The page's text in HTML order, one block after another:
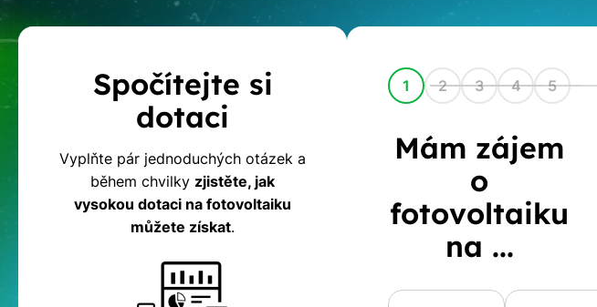
Kalkulačka
dotací
na
fotovoltaiku
Spočítejte si
dotaci
Vyplňte pár jednoduchých otázek a
během chvilky zjistěte, jak
vysokou dotaci na fotovoltaiku
můžete získat.
1 2 3 4 5
Mám zájem
o
fotovoltaiku
na ...